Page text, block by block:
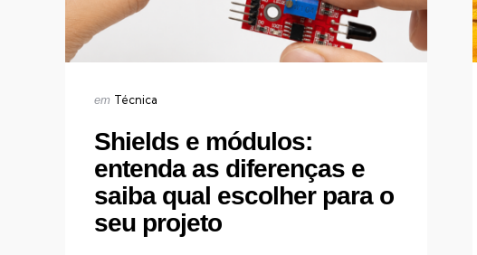
Categorias
Publicado
em Técnica
Shields e módulos:
entenda as diferenças e
saiba qual escolher para o
seu projeto